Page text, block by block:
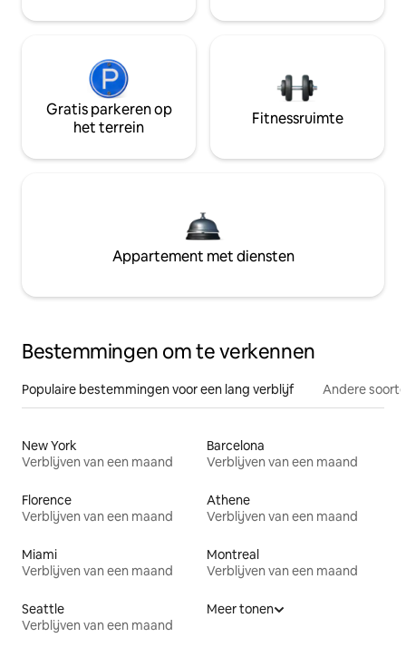
Gratis parkeren op
het terrein
Fitnessruimte
Appartement met diensten
Bestemmingen om te verkennen
Populaire bestemmingen voor een lang verblijf Andere
New York
Verblijven van een maand
Barcelona
Verblijven van een maand
Florence
Verblijven van een maand
Athene
Verblijven van een maand
Miami
Verblijven van een maand
Montreal
Verblijven van een maand
Seattle
Verblijven van een maand
Meer tonen